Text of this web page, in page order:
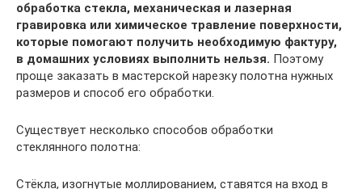
обработка стекла, механическая и лазерная
гравировка или химическое травление поверхности,
которые помогают получить необходимую фактуру,
в домашних условиях выполнить нельзя. Поэтому
проще заказать в мастерской нарезку полотна нужных
размеров и способ его обработки.
Существует несколько способов обработки
стеклянного полотна:
Стёкла, изогнутые моллированием, ставятся на вход в